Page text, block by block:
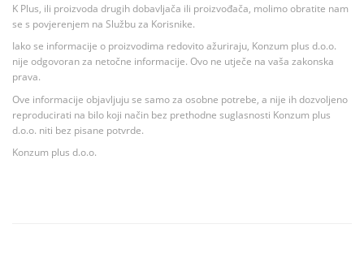
K Plus, ili proizvoda drugih dobavljača ili proizvođača, molimo obratite nam
se s povjerenjem na Službu za Korisnike.
Iako se informacije o proizvodima redovito ažuriraju, Konzum plus d.o.o.
nije odgovoran za netočne informacije. Ovo ne utječe na vaša zakonska
prava.
Ove informacije objavljuju se samo za osobne potrebe, a nije ih dozvoljeno
reproducirati na bilo koji način bez prethodne suglasnosti Konzum plus
d.o.o. niti bez pisane potvrde.
Konzum plus d.o.o.